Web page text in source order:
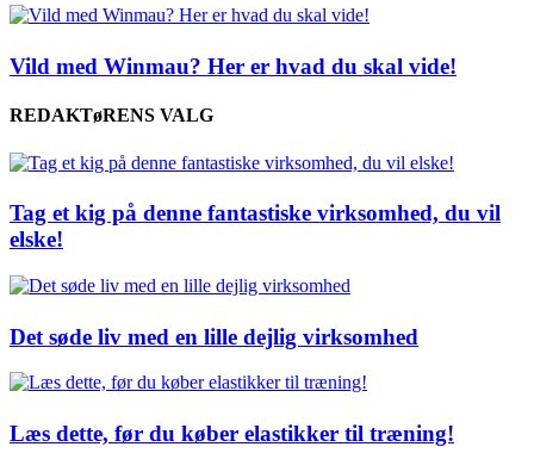
Vild med Winmau? Her er hvad du skal vide!
REDAKTøRENS VALG
Tag et kig på denne fantastiske virksomhed, du vil
elske!
Det søde liv med en lille dejlig virksomhed
Læs dette, før du køber elastikker til træning!